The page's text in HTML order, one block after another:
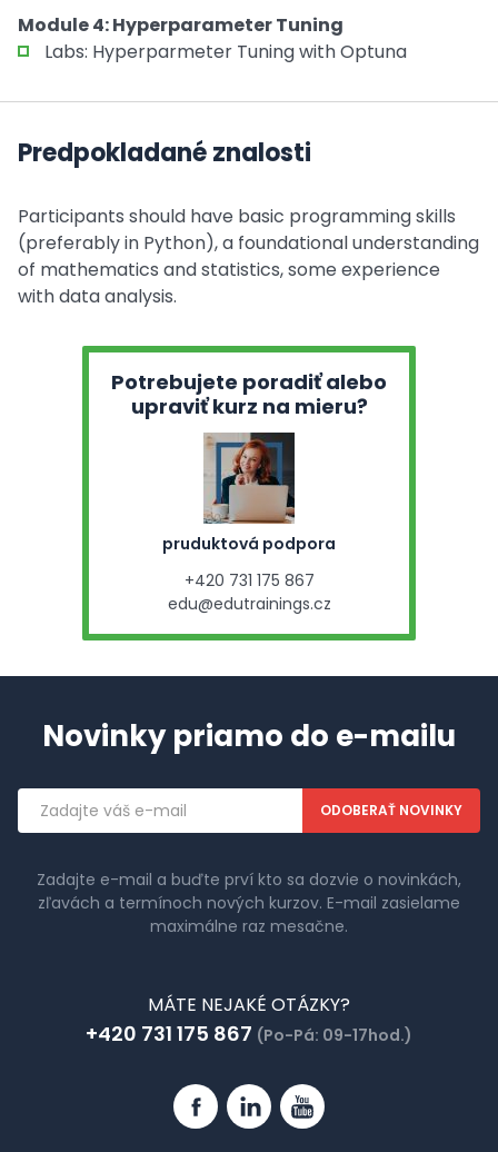
Module 4: Hyperparameter Tuning
Labs: Hyperparmeter Tuning with Optuna
Predpokladané znalosti
Participants should have basic programming skills
(preferably in Python), a foundational understanding
of mathematics and statistics, some experience
with data analysis.
Potrebujete poradiť alebo
upraviť kurz na mieru?
pruduktová podpora
+420 731 175 867
edu@edutrainings.cz
Novinky priamo do e-mailu
Emailová
adresa
Zadajte e-mail a buďte prví kto sa dozvie o novinkách,
zľavách a termínoch nových kurzov. E-mail zasielame
maximálne raz mesačne.
MÁTE NEJAKÉ OTÁZKY?
+420 731 175 867 (Po-Pá: 09-17hod.)
FacebookLinkedinYouTube